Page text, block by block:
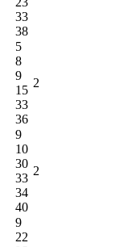
33
38
5
8
9
15
33
36
2
9
10
30
33
34
40
2
9
22